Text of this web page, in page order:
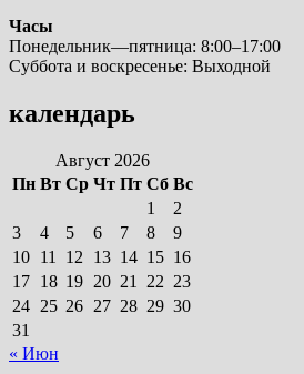
Часы
Понедельник—пятница: 8:00–17:00
Суббота и воскресенье: Выходной
календарь
Август 2026
Пн Вт Ср Чт Пт Сб Вс
1
2
3
4 5 6 7 8
9
10 11 12 13 14 15 16
17 18 19 20 21 22 23
24 25 26 27 28 29 30
31
« Июн